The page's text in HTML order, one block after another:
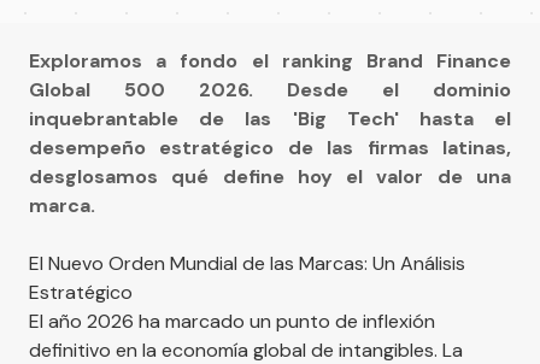
Exploramos a fondo el ranking Brand Finance
Global 500 2026. Desde el dominio
inquebrantable de las 'Big Tech' hasta el
desempeño estratégico de las firmas latinas,
desglosamos qué define hoy el valor de una
marca.
El Nuevo Orden Mundial de las Marcas: Un Análisis
Estratégico
El año 2026 ha marcado un punto de inflexión
definitivo en la economía global de intangibles. La